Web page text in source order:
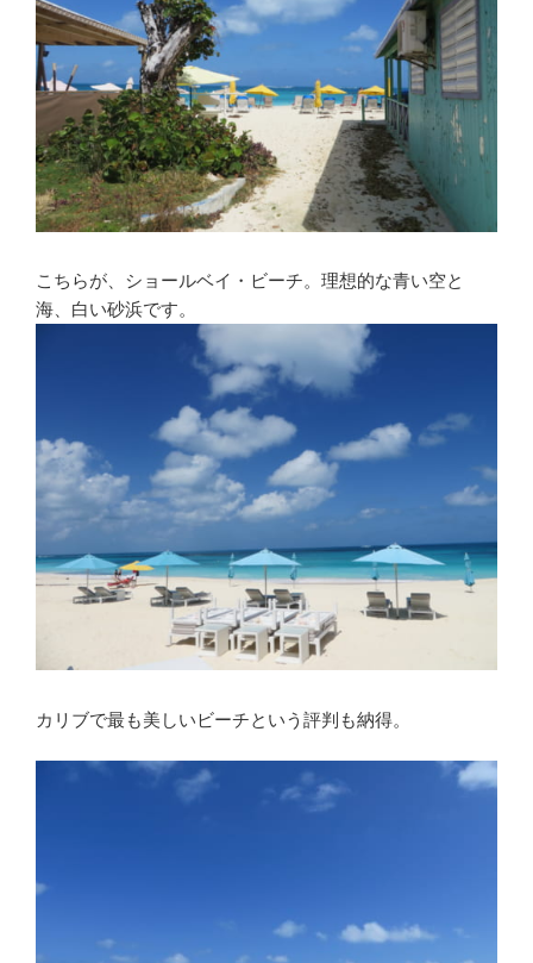
こちらが、ショールベイ・ビーチ。理想的な青い空と
海、白い砂浜です。
カリブで最も美しいビーチという評判も納得。